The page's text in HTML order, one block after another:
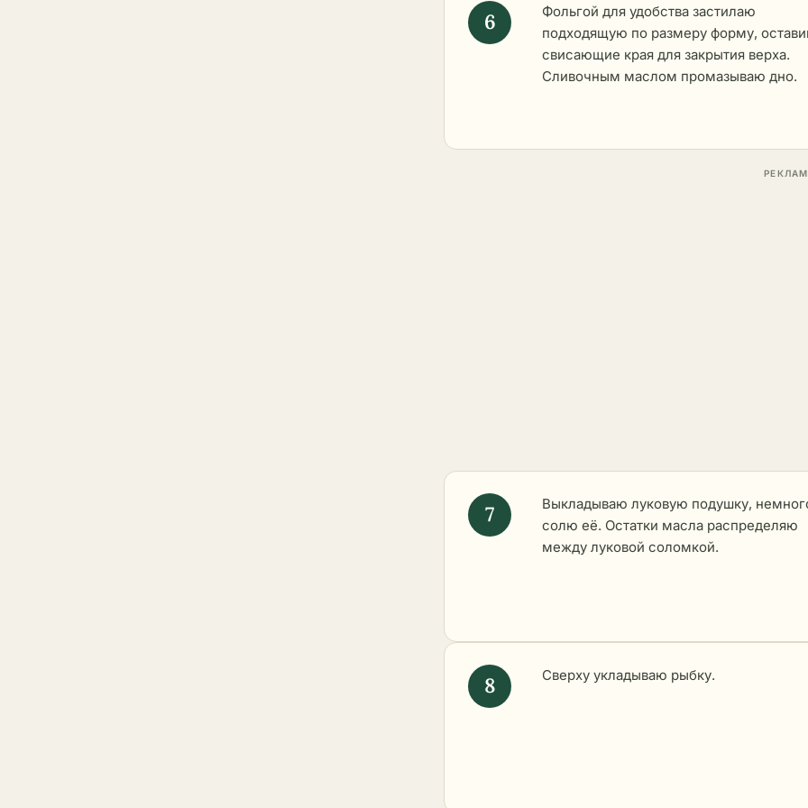
Фольгой для удобства застилаю
подходящую по размеру форму,
свисающие края для закрытия верха.
Сливочным маслом промазываю дно.
Выкладываю луковую подушку,
солю её. Остатки масла распределяю
между луковой соломкой.
Сверху укладываю рыбку.